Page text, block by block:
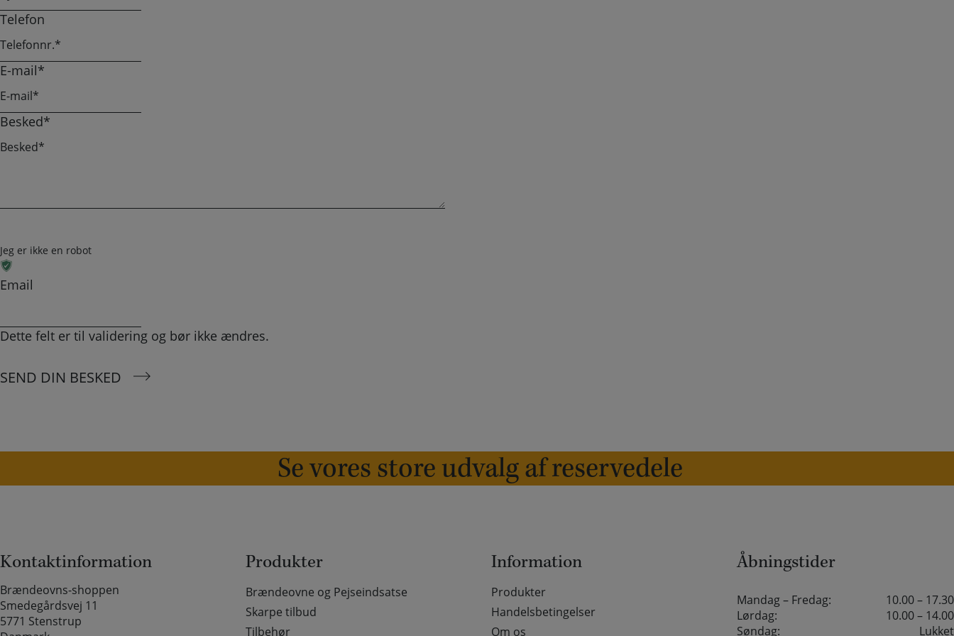
Telefon
E-mail*
Besked*
Jeg er ikke en robot
Email
Dette felt er til validering og bør ikke ændres.
SEND DIN BESKED
Se vores store udvalg af reservedele
Kontaktinformation
Brændeovns-shoppen
Smedegårdsvej 11
5771 Stenstrup
Produkter
Brændeovne og Pejseindsatse
Skarpe tilbud
Tilbehør
Information
Produkter
Handelsbetingelser
Om os
Åbningstider
Mandag – Fredag:
10.00 – 17.30
Lørdag:
10.00 – 14.00
Søndag:
Lukket